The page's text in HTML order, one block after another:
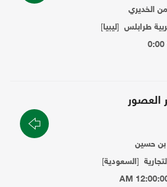
الخديري
طرابلس [ليبيا]
العصور
حسين
[السعودية]